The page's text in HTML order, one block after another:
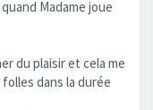
Madame joue
du plaisir et cela me
dans la durée